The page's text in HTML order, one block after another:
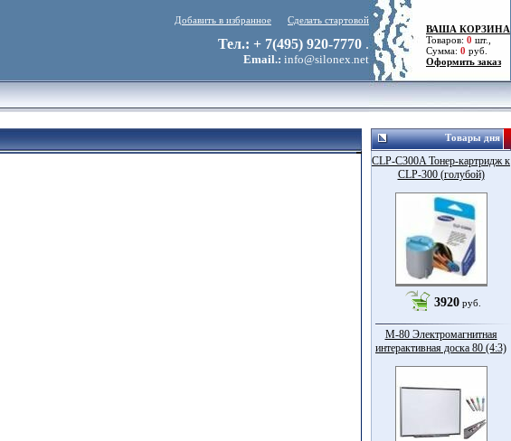
Добавить в избранное Сделать стартовой
Тел.: + 7(495) 920-7770 .
Email.: info@silonex.net
ВАША КОРЗИНА
Товаров: 0 шт.,
Сумма: 0 руб.
Оформить заказ
Товары дня
CLP-C300A Тонер-картридж к
CLP-300 (голубой)
3920 руб.
M-80 Электромагнитная
интерактивная доска 80 (4:3)